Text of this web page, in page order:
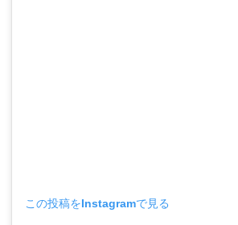
この投稿をInstagramで見る